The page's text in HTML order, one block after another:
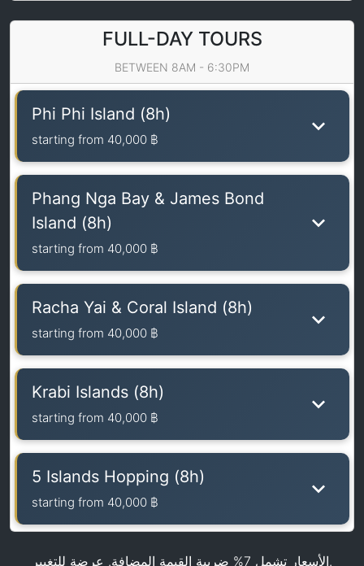
FULL-DAY TOURS
BETWEEN 8AM - 6:30PM
Phi Phi Island (8h)
starting from 40,000 ฿
Phang Nga Bay & James Bond
Island (8h)
starting from 40,000 ฿
Racha Yai & Coral Island (8h)
starting from 40,000 ฿
Krabi Islands (8h)
starting from 40,000 ฿
5 Islands Hopping (8h)
starting from 40,000 ฿
الأسعار تشمل 7% ضريبة القيمة المضافة. عرضة للتغيير.